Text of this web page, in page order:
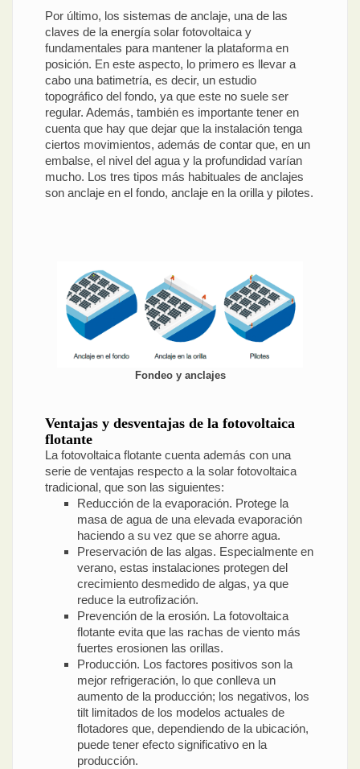
Por último, los sistemas de anclaje, una de las
claves de la energía solar fotovoltaica y
fundamentales para mantener la plataforma en
posición. En este aspecto, lo primero es llevar a
cabo una batimetría, es decir, un estudio
topográfico del fondo, ya que este no suele ser
regular. Además, también es importante tener en
cuenta que hay que dejar que la instalación tenga
ciertos movimientos, además de contar que, en un
embalse, el nivel del agua y la profundidad varían
mucho. Los tres tipos más habituales de anclajes
son anclaje en el fondo, anclaje en la orilla y pilotes.
Fondeo y anclajes
Ventajas y desventajas de la fotovoltaica
flotante
La fotovoltaica flotante cuenta además con una
serie de ventajas respecto a la solar fotovoltaica
tradicional, que son las siguientes:
Reducción de la evaporación. Protege la
masa de agua de una elevada evaporación
haciendo a su vez que se ahorre agua.
Preservación de las algas. Especialmente en
verano, estas instalaciones protegen del
crecimiento desmedido de algas, ya que
reduce la eutrofización.
Prevención de la erosión. La fotovoltaica
flotante evita que las rachas de viento más
fuertes erosionen las orillas.
Producción. Los factores positivos son la
mejor refrigeración, lo que conlleva un
aumento de la producción; los negativos, los
tilt limitados de los modelos actuales de
flotadores que, dependiendo de la ubicación,
puede tener efecto significativo en la
producción.